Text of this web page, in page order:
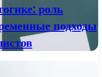
роль
подходы